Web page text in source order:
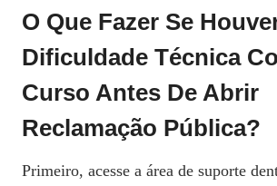
O Que Fazer Se
Dificuldade Técnica
Curso Antes De Abrir
Reclamação Pública?
Primeiro, acesse a área de suporte